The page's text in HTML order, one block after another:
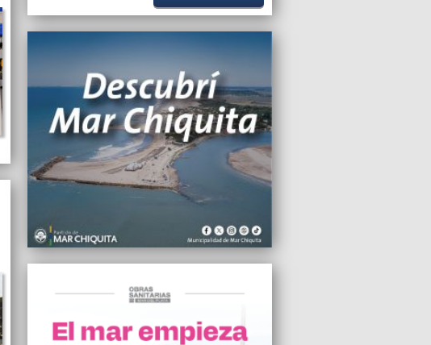
Milei encabezó el acto del Día de la Bandera
en Rosario con la presencia de Manuel Adorni
Irán volvió a cerrar el estrecho de Ormuz,
ahora por los ataques de Israel al Líbano
20/06/2026 10:09
Gran movilización en Rosario contra la
presencia de Javier Milei